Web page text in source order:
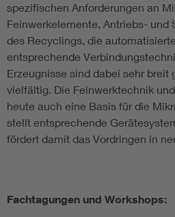
spezifischen Anforderungen an
Feinwerkelemente, Antriebs- und
des Recyclings, die
entsprechende
Erzeugnisse sind dabei sehr breit
vielfältig. Die Feinwerktechnik
heute auch eine Basis für die
stellt entsprechende
fördert damit das Vordringen in
Fachtagungen und Workshops: